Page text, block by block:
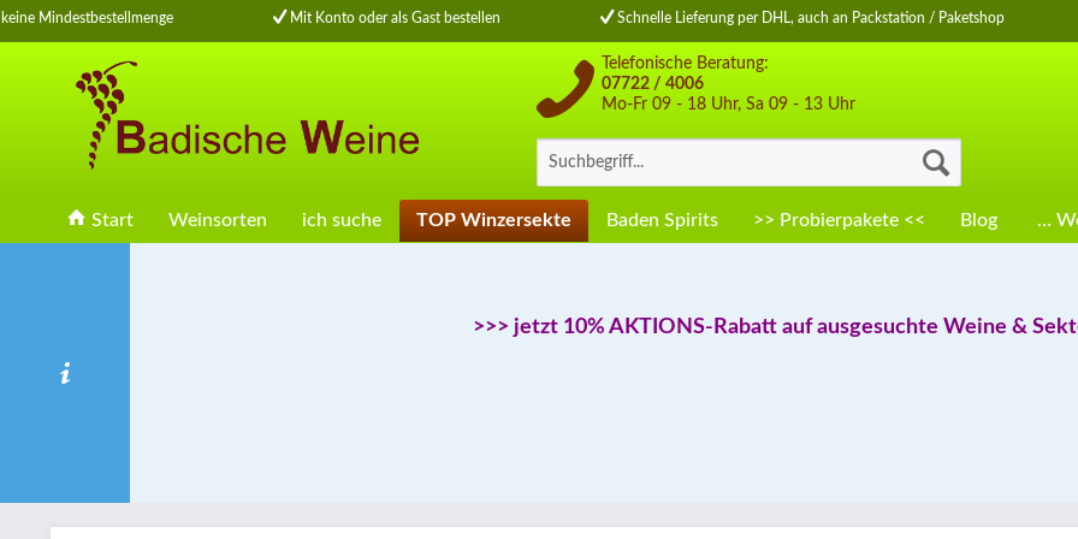
Mindestbestellmenge Mit Konto oder als Gast bestellen Schnelle Lieferung per DHL, auch an Packstation / Paketshop
Telefonische Beratung:
07722 / 4006
Mo-Fr 09 - 18 Uhr, Sa 09 - 13 Uhr
Start Weinsorten ich suche TOP Winzersekte Baden Spirits >> Probierpakete << Blog …
>>> jetzt 10% AKTIONS-Rabatt auf ausgesuchte Weine &